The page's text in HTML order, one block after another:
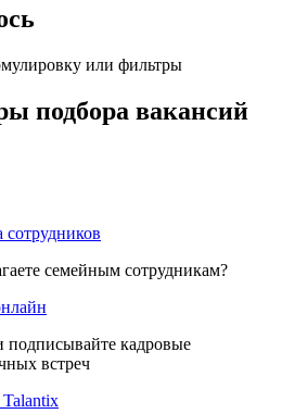
или фильтры
подбора вакансий
семейным сотрудникам?
подписывайте кадровые
встреч
Talantix